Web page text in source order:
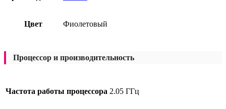
Цвет Фиолетовый
Процессор и производительность
Частота работы процессора 2.05 ГГц